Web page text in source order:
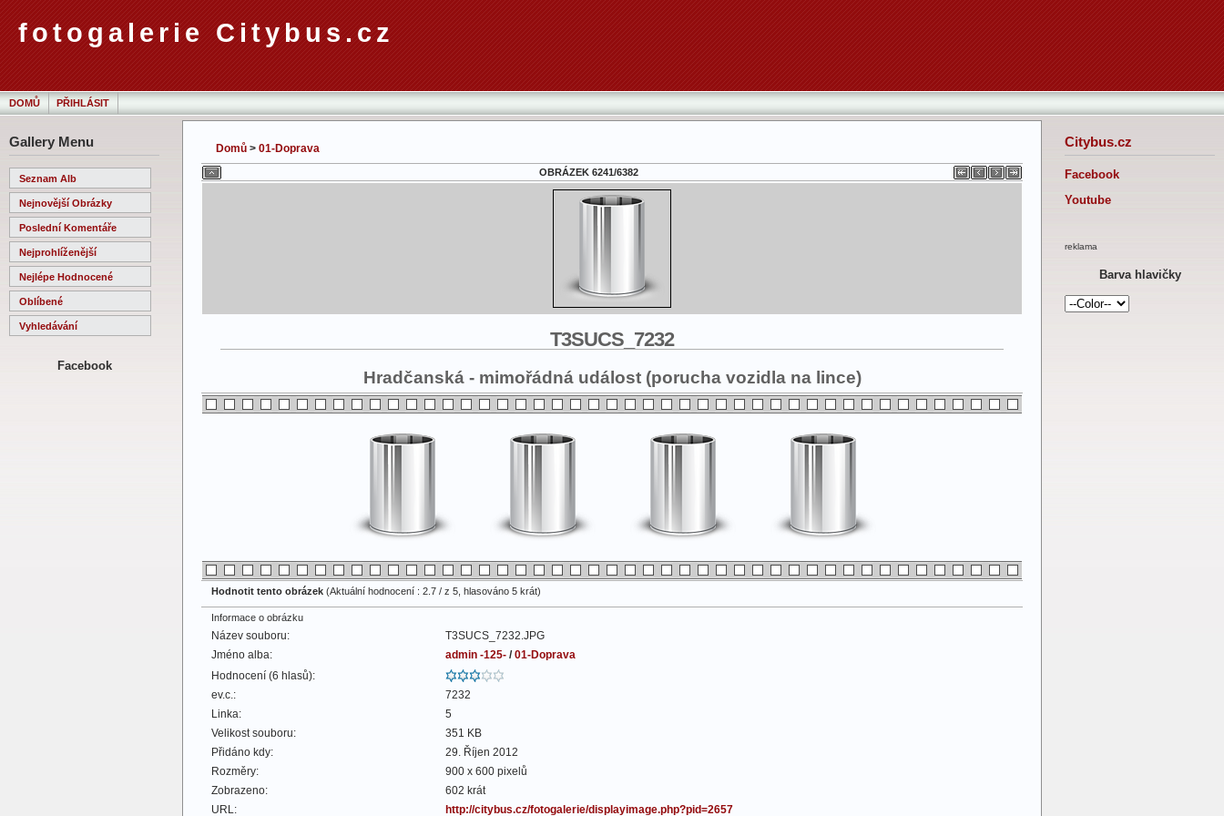
fotogalerie Citybus.cz
DOMŮ PŘIHLÁSIT
Gallery Menu
Seznam Alb
Nejnovější Obrázky
Poslední Komentáře
Nejprohlíženější
Nejlépe Hodnocené
Oblíbené
Vyhledávání
Facebook
Citybus.cz
Facebook
Youtube
reklama
Barva hlavičky
Domů > 01-Doprava
OBRÁZEK 6241/6382
T3SUCS_7232
Hradčanská - mimořádná událost (porucha vozidla na lince)
Hodnotit tento obrázek (Aktuální hodnocení : 2.7 / z 5, hlasováno 5 krát)
Informace o obrázku
Název souboru:
T3SUCS_7232.JPG
Jméno alba:
admin -125- /01-Doprava
Hodnocení (6 hlasů):
ev.c.:
7232
Linka:
5
Velikost souboru:
351 KB
Přidáno kdy:
29. Říjen 2012
Rozměry:
900 x 600 pixelů
Zobrazeno:
602 krát
URL:
http://citybus.cz/fotogalerie/displayimage.php?pid=2657